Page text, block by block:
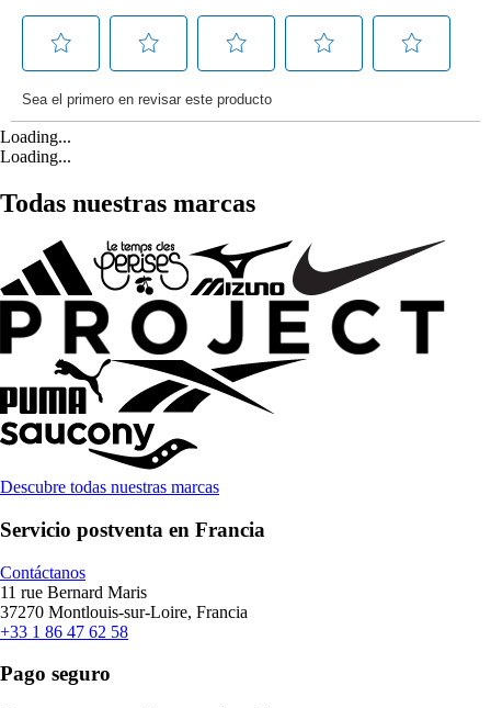
Loading...
Loading...
Todas nuestras marcas
Descubre todas nuestras marcas
Servicio postventa en Francia
Contáctanos
11 rue Bernard Maris
37270 Montlouis-sur-Loire, Francia
+33 1 86 47 62 58
Pago seguro